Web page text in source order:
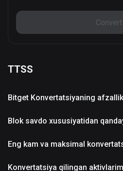
Convert
TTSS
Bitget Konvertatsiyaning
Blok savdo xususiyatidan
Eng kam va maksimal
Konvertatsiya qilingan